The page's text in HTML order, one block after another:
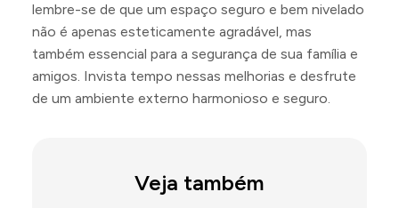
lembre-se de que um espaço seguro e bem nivelado
não é apenas esteticamente agradável, mas
também essencial para a segurança de sua família e
amigos. Invista tempo nessas melhorias e desfrute
de um ambiente externo harmonioso e seguro.
Veja também